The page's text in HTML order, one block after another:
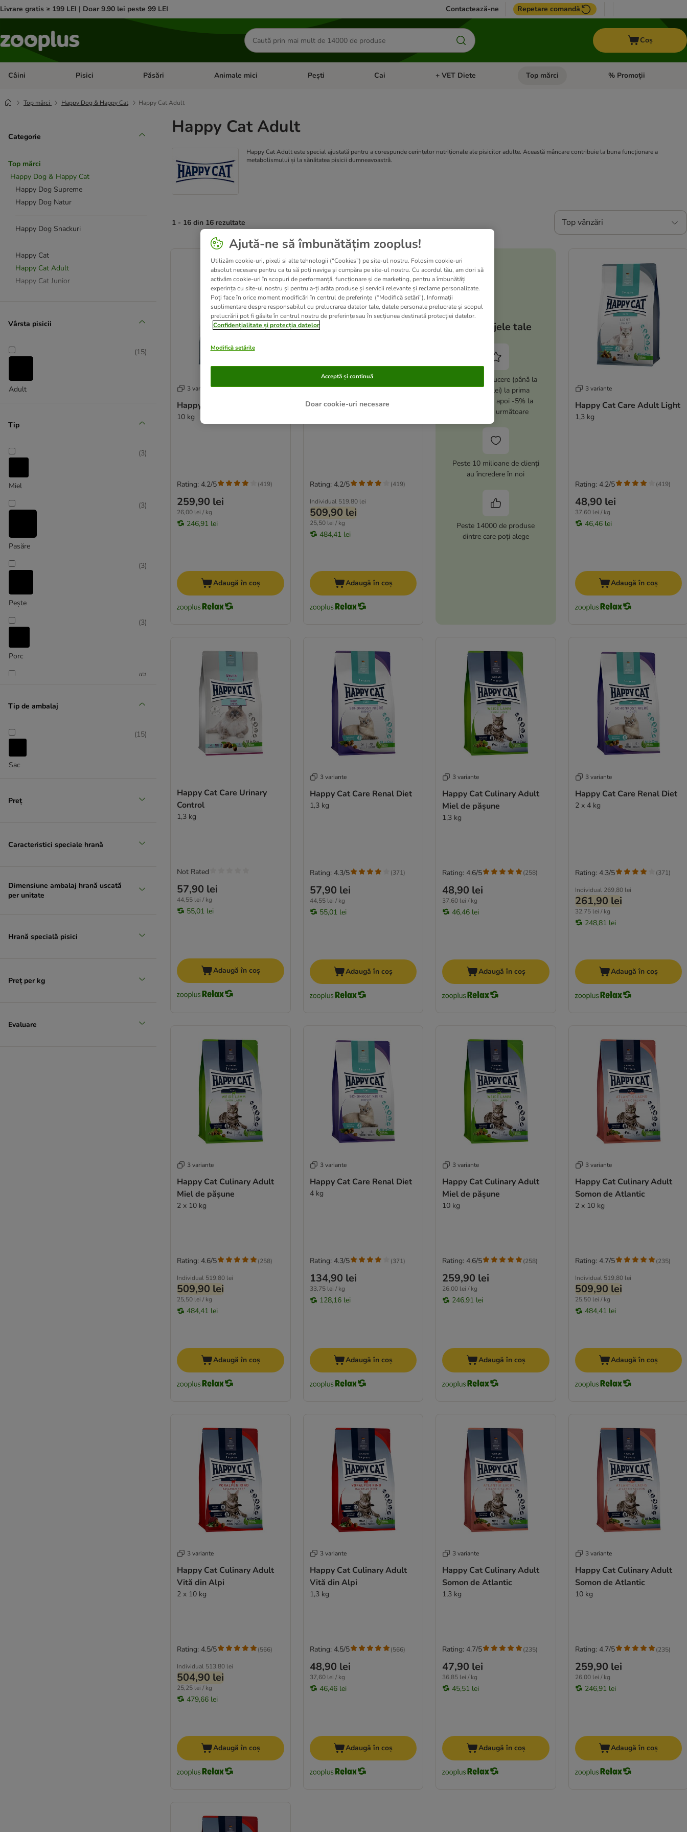
Livrare gratis ≥ 199 LEI | Doar 9.90 lei peste 99 LEI Contactează-ne Repetare comandă
Căutare
produse
Coș
Câini Deschideți meniul cu categorii: Câini
Pisici Deschideți meniul cu categorii: Pisici
Păsări Deschideți meniul cu categorii: Păsări
Animale mici Deschideți meniul cu categorii: Animale mici
Pești Deschideți meniul cu categorii: Pești
Cai Deschideți meniul cu categorii: Cai
+ VET Diete Deschideți meniul cu categorii: + VET Diete
Top mărci Deschideți meniul cu
% Promoții
Top mărci Happy Dog & Happy Cat Happy Cat Adult
Categorie
Top mărci
Happy Dog & Happy Cat
Happy Dog Supreme
Happy Dog Natur
Happy Dog Snackuri
Happy Cat
Happy Cat Adult
Happy Cat Junior
Vârsta pisicii
Adult
(15)
Tip
Miel
(3)
Pasăre
(3)
Pește
(3)
Porc
(3)
Vită și vițel
(6)
Tip de ambalaj
Sac
(15)
Preț
Caracteristici speciale hrană
Dimensiune ambalaj hrană uscată
per unitate
Hrană specială pisici
Preț per kg
Evaluare
Happy Cat Adult
Happy Cat Adult este special ajustată pentru a corespunde cerințelor nutriționale ale pisicilor adulte. Această mâncare contribuie la buna funcționare a
metabolismului și la sănătatea pisicii dumneavoastră.
1 - 16 din 16 rezultate Top vânzări
product items have been changed
3 variante
Happy Cat Care Adult Light
10 kg
259,90 lei
26,00 lei / kg
246,91 lei
Rating: 4.2/5 (419)
Adaugă în coș
3 variante
Happy Cat Care Adult Light
Individual 519,80 lei
509,90 lei
25,50 lei / kg
484,41 lei
Rating: 4.2/5 (419)
Adaugă în coș
Avantajele tale
Ai -10% reducere (până la
max. 100 lei) la prima
comandă și apoi -5% la
comenzile următoare
Peste 10 milioane de clienți
au încredere în noi
Peste 14000 de produse
dintre care poți alege
3 variante
Happy Cat Care Adult Light
1,3 kg
48,90 lei
37,60 lei / kg
46,46 lei
Rating: 4.2/5 (419)
Adaugă în coș
Happy Cat Care Urinary
Control
1,3 kg
57,90 lei
44,55 lei / kg
55,01 lei
Not Rated
Adaugă în coș
3 variante
Happy Cat Care Renal Diet
1,3 kg
57,90 lei
44,55 lei / kg
55,01 lei
Rating: 4.3/5 (371)
Adaugă în coș
3 variante
Happy Cat Culinary Adult
Miel de pășune
1,3 kg
48,90 lei
37,60 lei / kg
46,46 lei
Rating: 4.6/5 (258)
Adaugă în coș
3 variante
Happy Cat Care Renal Diet
2 x 4 kg
Individual 269,80 lei
261,90 lei
32,75 lei / kg
248,81 lei
Rating: 4.3/5 (371)
Adaugă în coș
3 variante
Happy Cat Culinary Adult
Miel de pășune
2 x 10 kg
Individual 519,80 lei
509,90 lei
25,50 lei / kg
484,41 lei
Rating: 4.6/5 (258)
Adaugă în coș
3 variante
Happy Cat Care Renal Diet
4 kg
134,90 lei
33,75 lei / kg
128,16 lei
Rating: 4.3/5 (371)
Adaugă în coș
3 variante
Happy Cat Culinary Adult
Miel de pășune
10 kg
259,90 lei
26,00 lei / kg
246,91 lei
Rating: 4.6/5 (258)
Adaugă în coș
3 variante
Happy Cat Culinary Adult
Somon de Atlantic
2 x 10 kg
Individual 519,80 lei
509,90 lei
25,50 lei / kg
484,41 lei
Rating: 4.7/5 (235)
Adaugă în coș
3 variante
Happy Cat Culinary Adult
Vită din Alpi
2 x 10 kg
Individual 513,80 lei
504,90 lei
25,25 lei / kg
479,66 lei
Rating: 4.5/5 (566)
Adaugă în coș
3 variante
Happy Cat Culinary Adult
Vită din Alpi
1,3 kg
48,90 lei
37,60 lei / kg
46,46 lei
Rating: 4.5/5 (566)
Adaugă în coș
3 variante
Happy Cat Culinary Adult
Somon de Atlantic
1,3 kg
47,90 lei
36,85 lei / kg
45,51 lei
Rating: 4.7/5 (235)
Adaugă în coș
3 variante
Happy Cat Culinary Adult
Somon de Atlantic
10 kg
259,90 lei
26,00 lei / kg
246,91 lei
Rating: 4.7/5 (235)
Adaugă în coș
Ajută-ne să îmbunătățim zooplus!
Utilizăm cookie-uri, pixeli si alte tehnologii (“Cookies”) pe site-ul nostru. Folosim cookie-uri
absolut necesare pentru ca tu să poți naviga și cumpăra pe site-ul nostru. Cu acordul tău, am dori să
activăm cookie-uri în scopuri de performanță, funcționare și de marketing, pentru a îmbunătăți
experința cu site-ul nostru și pentru a-ți arăta produse și servicii relevante și reclame personalizate.
Poți face în orice moment modificări în centrul de preferințe (“Modifică setări”). Informații
suplimentare despre responsabilul cu prelucrarea datelor tale, datele personale prelucrate și scopul
prelucrării pot fi găsite în centrul nostru de preferințe sau în secțiunea destinată protecției datelor.
Confidențialitate și protecția datelor
Modifică setările
Doar cookie-uri necesare
Acceptă și continuă